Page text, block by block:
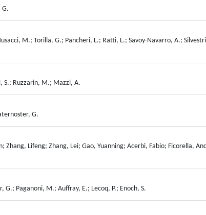
G.
M.; Torilla, G.; Pancheri, L.; Ratti, L.; Savoy-Navarro, A.;
S.; Ruzzarin, M.; Mazzi, A.
G.
Lifeng; Zhang, Lei; Gao, Yuanning; Acerbi, Fabio; Ficorella,
Paganoni, M.; Auffray, E.; Lecoq, P.; Enoch, S.